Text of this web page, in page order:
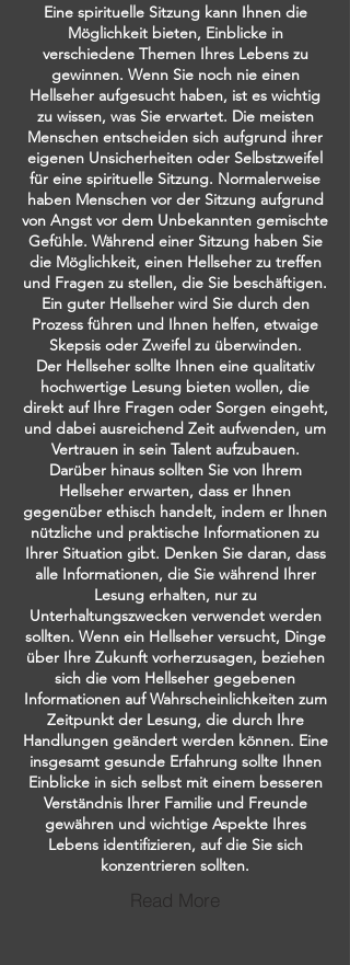
Eine spirituelle Sitzung kann Ihnen die
Möglichkeit bieten, Einblicke in
verschiedene Themen Ihres Lebens zu
gewinnen. Wenn Sie noch nie einen
Hellseher aufgesucht haben, ist es wichtig
zu wissen, was Sie erwartet. Die meisten
Menschen entscheiden sich aufgrund ihrer
eigenen Unsicherheiten oder Selbstzweifel
für eine spirituelle Sitzung. Normalerweise
haben Menschen vor der Sitzung aufgrund
von Angst vor dem Unbekannten gemischte
Gefühle. Während einer Sitzung haben Sie
die Möglichkeit, einen Hellseher zu treffen
und Fragen zu stellen, die Sie beschäftigen.
Ein guter Hellseher wird Sie durch den
Prozess führen und Ihnen helfen, etwaige
Skepsis oder Zweifel zu überwinden.
Der Hellseher sollte Ihnen eine qualitativ
hochwertige Lesung bieten wollen, die
direkt auf Ihre Fragen oder Sorgen eingeht,
und dabei ausreichend Zeit aufwenden, um
Vertrauen in sein Talent aufzubauen.
Darüber hinaus sollten Sie von Ihrem
Hellseher erwarten, dass er Ihnen
gegenüber ethisch handelt, indem er Ihnen
nützliche und praktische Informationen zu
Ihrer Situation gibt. Denken Sie daran, dass
alle Informationen, die Sie während Ihrer
Lesung erhalten, nur zu
Unterhaltungszwecken verwendet werden
sollten. Wenn ein Hellseher versucht, Dinge
über Ihre Zukunft vorherzusagen, beziehen
sich die vom Hellseher gegebenen
Informationen auf Wahrscheinlichkeiten zum
Zeitpunkt der Lesung, die durch Ihre
Handlungen geändert werden können. Eine
insgesamt gesunde Erfahrung sollte Ihnen
Einblicke in sich selbst mit einem besseren
Verständnis Ihrer Familie und Freunde
gewähren und wichtige Aspekte Ihres
Lebens identifizieren, auf die Sie sich
konzentrieren sollten.
Read More